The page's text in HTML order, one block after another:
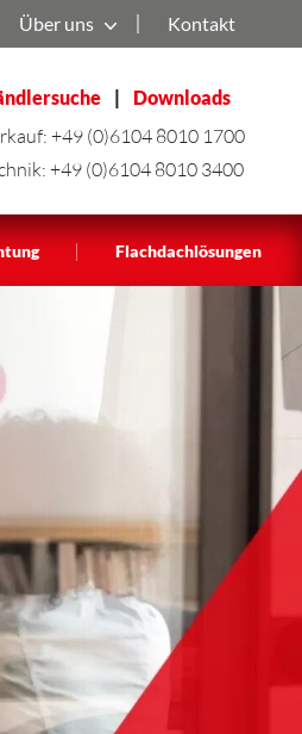
Über uns Kontakt
| Downloads
+49 (0)6104 8010 1700
+49 (0)6104 8010 3400
| Flachdachlösungen